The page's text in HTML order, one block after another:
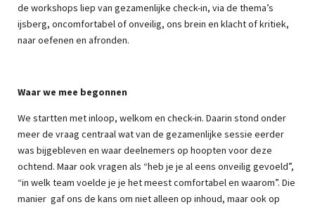
de workshops liep van gezamenlijke check-in, via de thema’s
ijsberg, oncomfortabel of onveilig, ons brein en klacht of kritiek,
naar oefenen en afronden.
Waar we mee begonnen
We startten met inloop, welkom en check-in. Daarin stond onder
meer de vraag centraal wat van de gezamenlijke sessie eerder
was bijgebleven en waar deelnemers op hoopten voor deze
ochtend. Maar ook vragen als “heb je je al eens onveilig gevoeld”,
“in welk team voelde je je het meest comfortabel en waarom”. Die
manier gaf ons de kans om niet alleen op inhoud, maar ook op